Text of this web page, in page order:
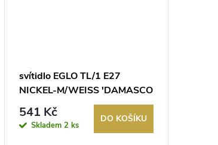
svítidlo EGLO TL/1 E27
NICKEL-M/WEISS 'DAMASCO
1'
541 Kč
Skladem 2 ks
DO KOŠÍKU